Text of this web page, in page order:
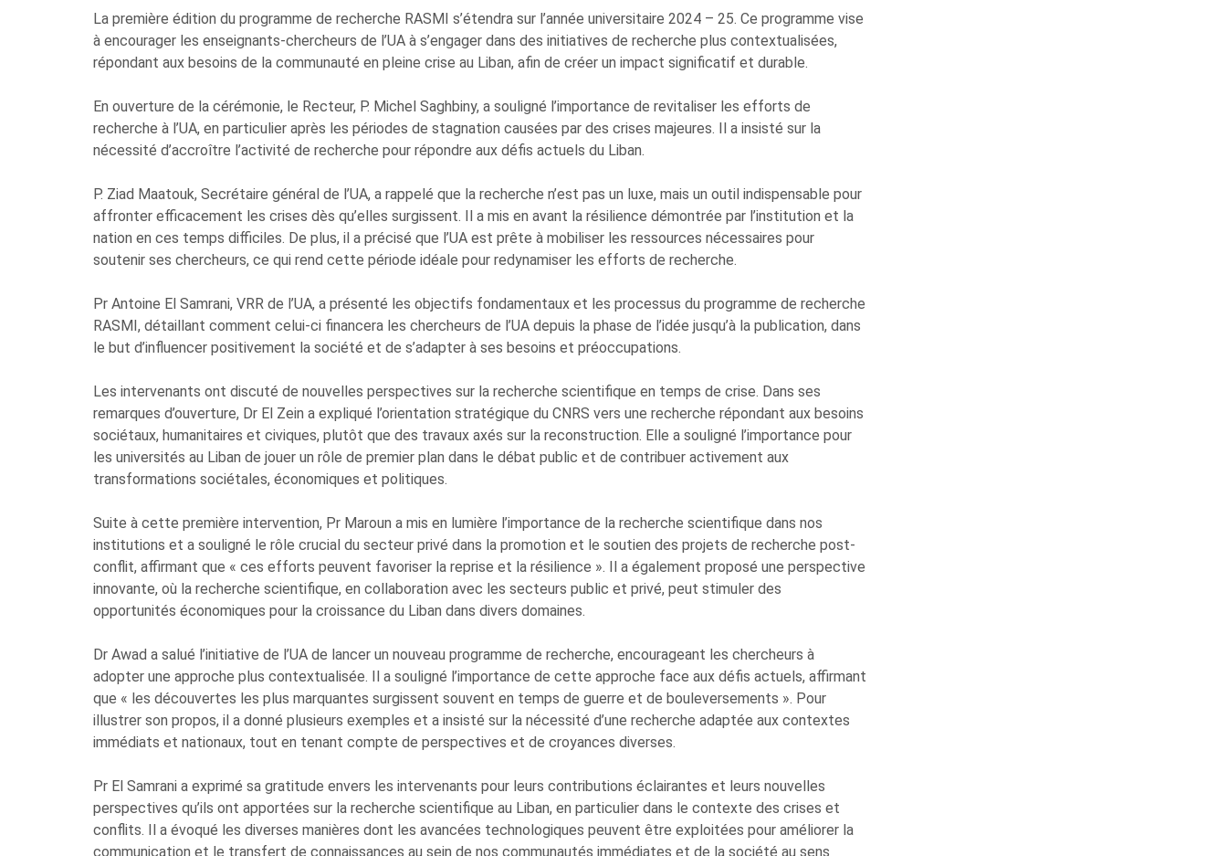
La première édition du programme de recherche RASMI s’étendra sur l’année universitaire 2024 – 25. Ce programme vise
à encourager les enseignants-chercheurs de l’UA à s’engager dans des initiatives de recherche plus contextualisées,
répondant aux besoins de la communauté en pleine crise au Liban, afin de créer un impact significatif et durable.
En ouverture de la cérémonie, le Recteur, P. Michel Saghbiny, a souligné l’importance de revitaliser les efforts de
recherche à l’UA, en particulier après les périodes de stagnation causées par des crises majeures. Il a insisté sur la
nécessité d’accroître l’activité de recherche pour répondre aux défis actuels du Liban.
P. Ziad Maatouk, Secrétaire général de l’UA, a rappelé que la recherche n’est pas un luxe, mais un outil indispensable pour
affronter efficacement les crises dès qu’elles surgissent. Il a mis en avant la résilience démontrée par l’institution et la
nation en ces temps difficiles. De plus, il a précisé que l’UA est prête à mobiliser les ressources nécessaires pour
soutenir ses chercheurs, ce qui rend cette période idéale pour redynamiser les efforts de recherche.
Pr Antoine El Samrani, VRR de l’UA, a présenté les objectifs fondamentaux et les processus du programme de recherche
RASMI, détaillant comment celui-ci financera les chercheurs de l’UA depuis la phase de l’idée jusqu’à la publication, dans
le but d’influencer positivement la société et de s’adapter à ses besoins et préoccupations.
Les intervenants ont discuté de nouvelles perspectives sur la recherche scientifique en temps de crise. Dans ses
remarques d’ouverture, Dr El Zein a expliqué l’orientation stratégique du CNRS vers une recherche répondant aux besoins
sociétaux, humanitaires et civiques, plutôt que des travaux axés sur la reconstruction. Elle a souligné l’importance pour
les universités au Liban de jouer un rôle de premier plan dans le débat public et de contribuer activement aux
transformations sociétales, économiques et politiques.
Suite à cette première intervention, Pr Maroun a mis en lumière l’importance de la recherche scientifique dans nos
institutions et a souligné le rôle crucial du secteur privé dans la promotion et le soutien des projets de recherche post-
conflit, affirmant que « ces efforts peuvent favoriser la reprise et la résilience ». Il a également proposé une perspective
innovante, où la recherche scientifique, en collaboration avec les secteurs public et privé, peut stimuler des
opportunités économiques pour la croissance du Liban dans divers domaines.
Dr Awad a salué l’initiative de l’UA de lancer un nouveau programme de recherche, encourageant les chercheurs à
adopter une approche plus contextualisée. Il a souligné l’importance de cette approche face aux défis actuels, affirmant
que « les découvertes les plus marquantes surgissent souvent en temps de guerre et de bouleversements ». Pour
illustrer son propos, il a donné plusieurs exemples et a insisté sur la nécessité d’une recherche adaptée aux contextes
immédiats et nationaux, tout en tenant compte de perspectives et de croyances diverses.
Pr El Samrani a exprimé sa gratitude envers les intervenants pour leurs contributions éclairantes et leurs nouvelles
perspectives qu’ils ont apportées sur la recherche scientifique au Liban, en particulier dans le contexte des crises et
conflits. Il a évoqué les diverses manières dont les avancées technologiques peuvent être exploitées pour améliorer la
communication et le transfert de connaissances au sein de nos communautés immédiates et de la société au sens